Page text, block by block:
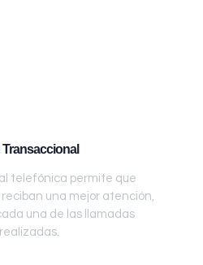
Transaccional
telefónica permite que
una mejor atención,
una de las llamadas
realizadas.